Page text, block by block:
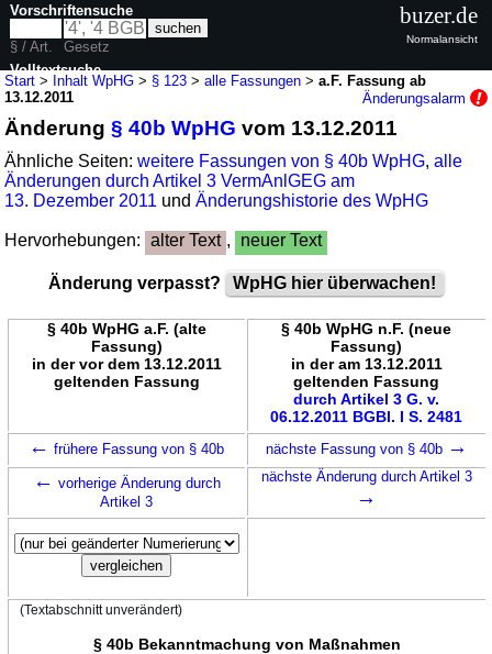
Start > Inhalt WpHG > § 123 >alle Fassungen >a.F. Fassung ab
13.12.2011
Änderungsalarm
Änderung§ 40b WpHG vom 13.12.2011
Ähnliche Seiten:weitere Fassungen von § 40b WpHG,alle
Änderungen durch Artikel 3 VermAnlGEG am
13. Dezember 2011 undÄnderungshistorie des WpHG
Hervorhebungen: alter Text , neuer Text
Änderung verpasst? WpHG hier überwachen!
§ 40b WpHG a.F. (alte
Fassung)
in der vor dem 13.12.2011
geltenden Fassung
§ 40b WpHG n.F. (neue
Fassung)
in der am 13.12.2011
geltenden Fassung
durch Artikel 3 G. v.
06.12.2011 BGBl. I S. 2481
← frühere Fassung von § 40b nächste Fassung von § 40b →
← vorherige Änderung durch
Artikel 3
nächste Änderung durch Artikel 3
→
(Textabschnitt unverändert)
§ 40b Bekanntmachung von Maßnahmen
Vorschriftensuche
§ / Art.
Gesetz
Volltextsuche
buzer.de
Normalansicht